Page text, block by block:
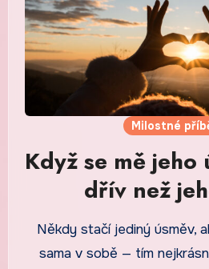
Milostné
Když se mě
dřív než
Někdy stačí jediný úsměv,
sama v sobě — tím